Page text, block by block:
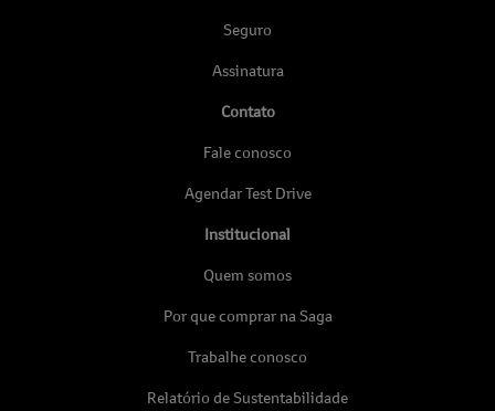
Seguro
Assinatura
Contato
Fale conosco
Agendar Test Drive
Institucional
Quem somos
Por que comprar na Saga
Trabalhe conosco
Relatório de Sustentabilidade